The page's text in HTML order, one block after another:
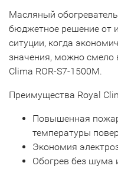
Масляный
бюджетное решение от
ситуции, когда
значения, можно
Clima ROR-S7-1500M.
Преимущества Royal
Повышенная
температуры
Экономия
Обогрев без шума